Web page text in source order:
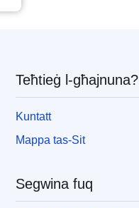
Teħtieġ l-għajnuna?
Kuntatt
Mappa tas-Sit
Segwina fuq